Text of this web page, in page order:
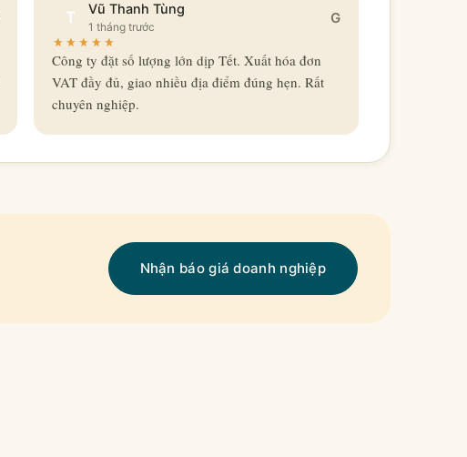
T Vũ Thanh Tùng
1 tháng trước
G
Công ty đặt số lượng lớn dịp Tết. Xuất hóa đơn
VAT đầy đủ, giao nhiều địa điểm đúng hẹn. Rất
chuyên nghiệp.
Nhận báo giá doanh nghiệp